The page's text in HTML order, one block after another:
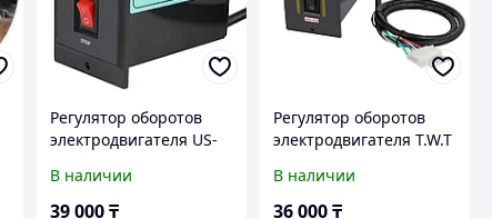
Регулятор оборотов
электродвигателя US-
В наличии
39 000 ₸
Регулятор оборотов
электродвигателя T.W.T
В наличии
36 000₸